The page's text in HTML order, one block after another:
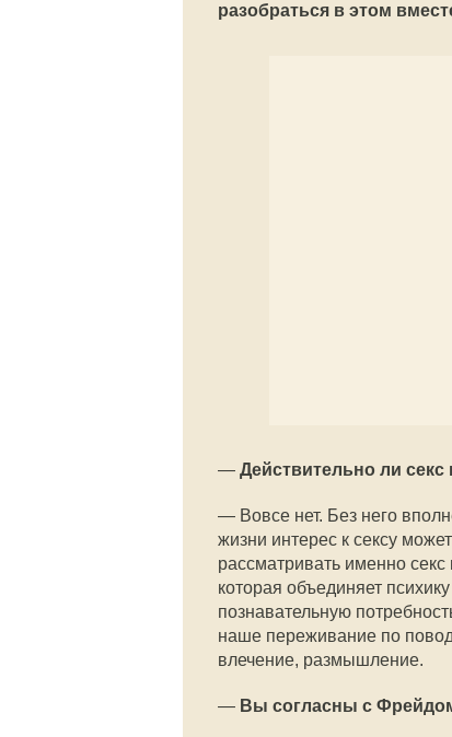
разобраться в этом
— Действительно ли
— Вовсе нет. Без него
жизни интерес к сексу
рассматривать именно
которая объединяет
познавательную
наше переживание по
влечение, размышление.
— Вы согласны с